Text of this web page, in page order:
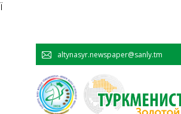
Ï
altynasyr.newspaper@sanly.tm